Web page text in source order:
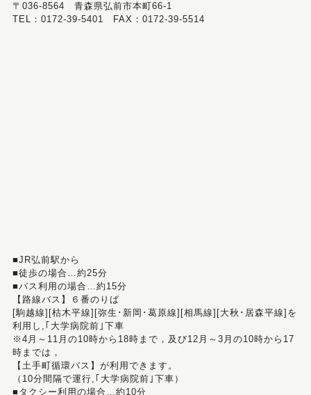
〒036-8564 青森県弘前市本町66-1
TEL：0172-39-5401 FAX：0172-39-5514
■JR弘前駅から
■徒歩の場合…約25分
■バス利用の場合…約15分
【路線バス】６番のりば
[駒越線][枯木平線][弥生･新岡･葛原線][相馬線][大秋･居森平線]を
利用し,｢大学病院前｣下車
※4月～11月の10時から18時まで，及び12月～3月の10時から17
時までは，
【土手町循環バス】が利用できます。
（10分間隔で運行,｢大学病院前｣下車）
■タクシー利用の場合…約10分